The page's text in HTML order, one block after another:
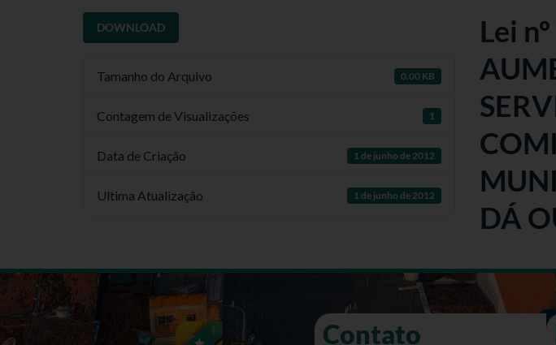
DOWNLOAD
Tamanho do Arquivo 0.00 KB
Contagem de Visualizações 1
Data de Criação 1 de junho de 2012
Ultima Atualização 1 de junho de 2012
Lei
DÁ
Contato